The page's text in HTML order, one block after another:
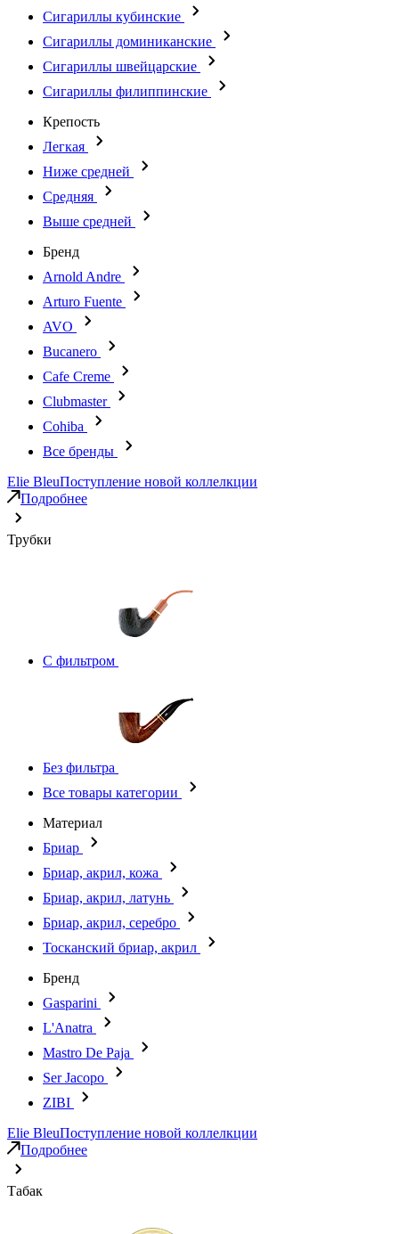
Сигариллы кубинские
Сигариллы доминиканские
Сигариллы швейцарские
Сигариллы филиппинские
Крепость
Легкая
Ниже средней
Средняя
Выше средней
Бренд
Arnold Andre
Arturo Fuente
AVO
Bucanero
Cafe Creme
Clubmaster
Cohiba
Все бренды
Elie BleuПоступление новой коллелкции
Подробнее
Трубки
С фильтром
Без фильтра
Все товары категории
Материал
Бриар
Бриар, акрил, кожа
Бриар, акрил, латунь
Бриар, акрил, серебро
Тосканский бриар, акрил
Бренд
Gasparini
L'Anatra
Mastro De Paja
Ser Jacopo
ZIBI
Elie BleuПоступление новой коллелкции
Подробнее
Табак